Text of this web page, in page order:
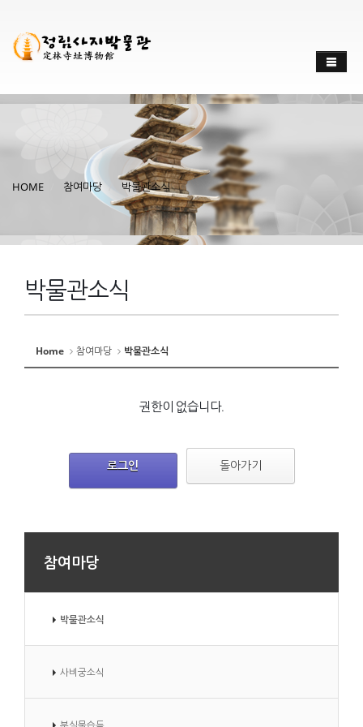
HOME 참여마당 박물관소식
박물관소식
Home 참여마당 박물관소식
권한이 없습니다.
로그인 돌아가기
참여마당
박물관소식
사비궁소식